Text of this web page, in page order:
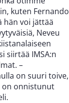
kuten Fernando
hän voi jättää
Neveu
siirtää IMSA:n
–
on suuri toive,
on onnistunut